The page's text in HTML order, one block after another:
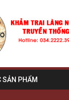
SẢN PHẨM